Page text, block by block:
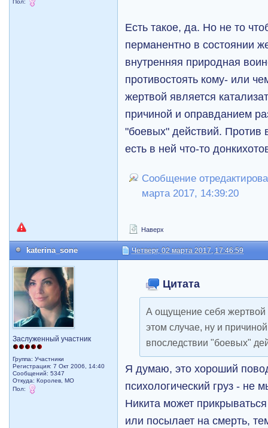
Есть такое, да. Но не то
перманентно в состоянии
внутренняя природная
противостоять кому- или
жертвой является
причиной и оправданием
"боевых" действий.
есть в ней что-то
Сообщение
марта 2017, 14:39:20
Наверх
katerina_sone Четверг, 02 марта 2017, 17:46:59
Заслуженный участник
Группа: Участники
Регистрация: 7 Окт 2006, 14:40
Сообщений: 5347
Откуда: Королев, МО
Пол:
Цитата
А ощущение себя жертвой
этом случае, ну и
впоследствии "боевых"
Я думаю, это хороший
психологический груз - не
Никита может
или посылает на смерть,